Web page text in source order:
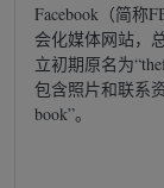
Facebook（简称
会化媒体网站，
立初期原名为
包含照片和联系
book”。